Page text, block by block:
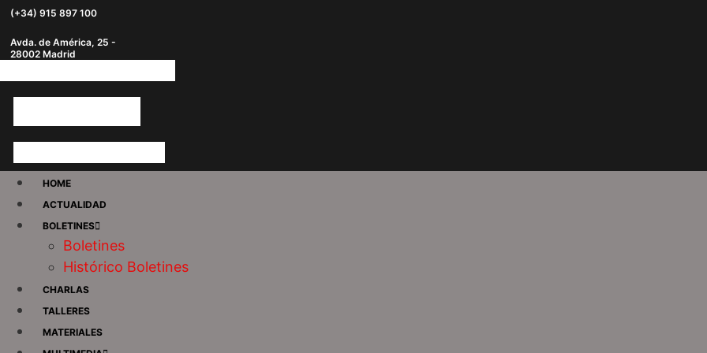
(+34) 915 897 100
Avda. de América, 25 -
28002 Madrid
HOME
ACTUALIDAD
BOLETINES
Boletines
Histórico Boletines
CHARLAS
TALLERES
MATERIALES